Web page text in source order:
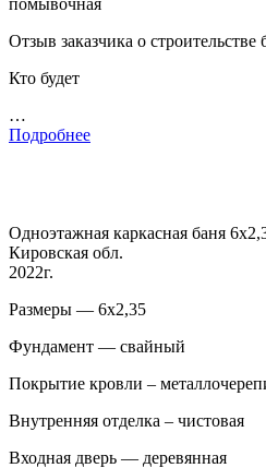
помывочная
Отзыв заказчика о строительстве
Кто будет
…
Подробнее
Одноэтажная каркасная баня
Кировская обл.
2022г.
Размеры — 6х2,35
Фундамент — свайный
Покрытие кровли –
Внутренняя отделка – чистовая
Входная дверь — деревянная